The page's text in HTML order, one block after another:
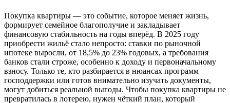
Покупка квартиры — это событие, которое меняет жизнь,
формирует семейное благополучие и закладывает
финансовую стабильность на годы вперёд. В 2025 году
приобрести жильё стало непросто: ставки по рыночной
ипотеке выросли, от 18,5% до 23% годовых, а требования
банков стали строже, особенно к доходу и первоначальному
взносу. Только те, кто разбирается в нюансах программ
господдержки или готов внимательно изучать документы,
могут добиться реальной выгоды. Чтобы покупка квартиры не
превратилась в лотерею, нужен чёткий план, который